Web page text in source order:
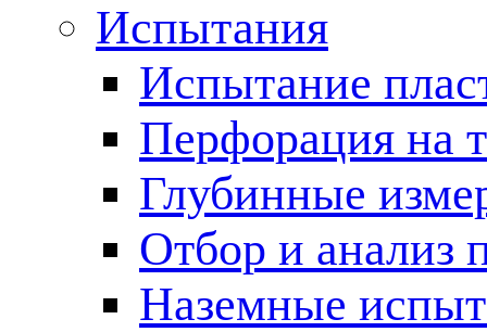
Испытания
Испытание
Перфорация на
Глубинные
Отбор и анализ
Наземные